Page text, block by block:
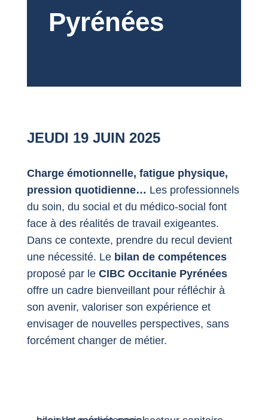
Pyrénées
JEUDI 19 JUIN 2025
Charge émotionnelle, fatigue physique,
pression quotidienne… Les professionnels
du soin, du social et du médico-social font
face à des réalités de travail exigeantes.
Dans ce contexte, prendre du recul devient
une nécessité. Le bilan de compétences
proposé par le CIBC Occitanie Pyrénées
offre un cadre bienveillant pour réfléchir à
son avenir, valoriser son expérience et
envisager de nouvelles perspectives, sans
forcément changer de métier.